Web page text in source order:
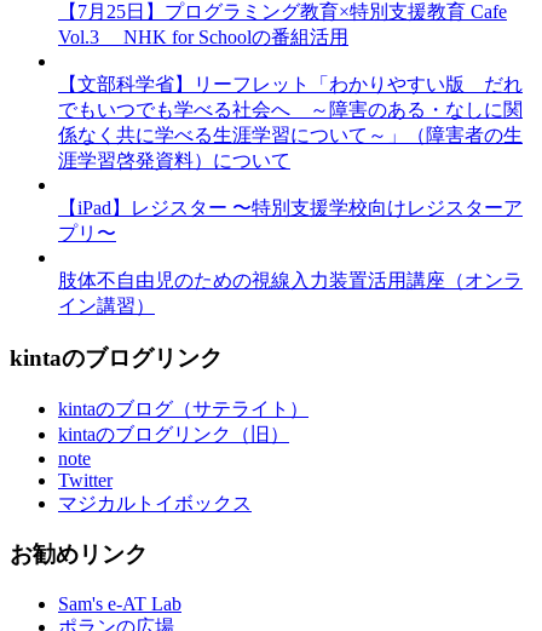
【7月25日】プログラミング教育×特別支援教育 Cafe
Vol.3 NHK for Schoolの番組活用
【文部科学省】リーフレット「わかりやすい版 だれ
でもいつでも学べる社会へ ～障害のある・なしに関
係なく共に学べる生涯学習について～」（障害者の生
涯学習啓発資料）について
【iPad】レジスター 〜特別支援学校向けレジスターア
プリ〜
肢体不自由児のための視線入力装置活用講座（オンラ
イン講習）
kintaのブログリンク
kintaのブログ（サテライト）
kintaのブログリンク（旧）
note
Twitter
マジカルトイボックス
お勧めリンク
Sam's e-AT Lab